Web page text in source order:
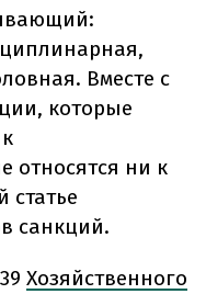
Вместе с
которые
к
относятся ни к
статье
санкций.
Хозяйственного